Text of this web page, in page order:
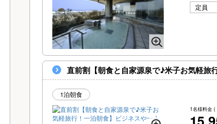
定員
直前割【朝食と自家源泉で♪米子お気軽
1泊朝食
1名様料金 (